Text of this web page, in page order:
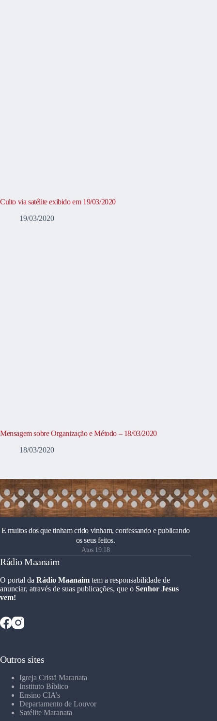
Culto via satélite exibido em 19/03/2020
19/03/2020
Mensagem sobre Organização e Método – 18/03/2020
18/03/2020
E muitos dos que tinham crido vinham, confessando e publicando
os seus feitos.
Atos 19:18
Rádio Maanaim
O portal da Rádio Maanaim tem a responsabilidade de
anunciar, através de suas publicações, que o Senhor Jesus
vem!
Outros sites
Igreja Cristã Maranata
Instituto Bíblico
Ensino CIA’s
Departamento de Louvor
Satélite Maranata